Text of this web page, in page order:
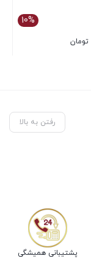
10%
تومان
رفتن به بالا
پشتیبانی همیشگی